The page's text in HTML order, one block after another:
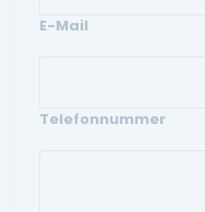
E-Mail
Telefonnummer